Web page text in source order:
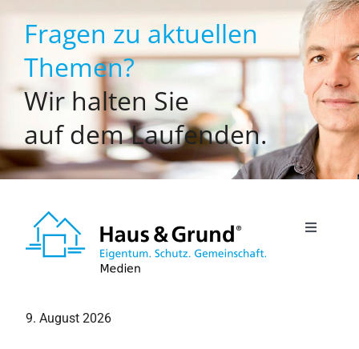
Inhalt
springenFragen zu aktuellen
Themen?
Wir halten Sie
auf dem Laufenden.
Toggle
9. August 2026